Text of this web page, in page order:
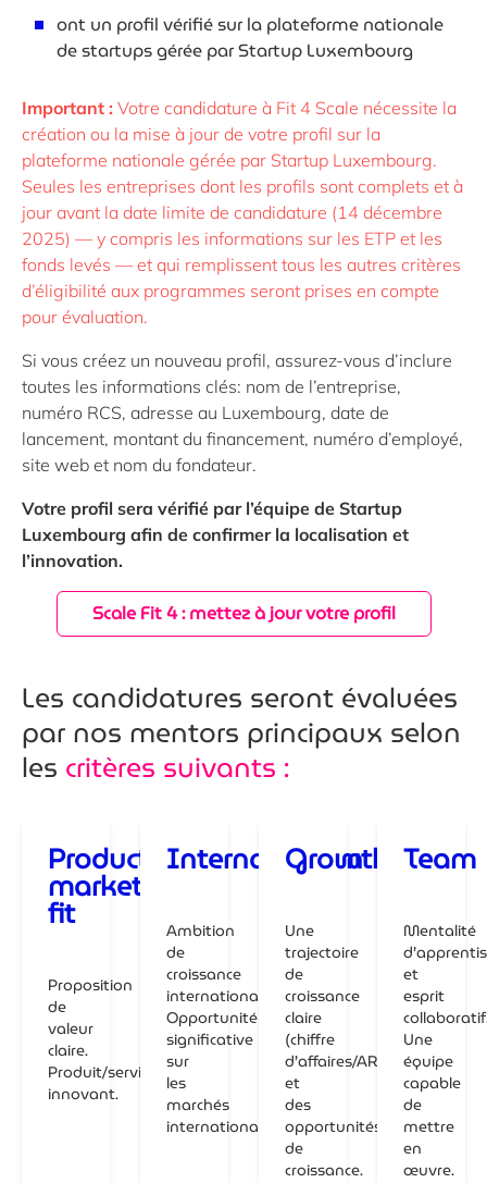
ont un profil vérifié surla plateforme nationale
de startups gérée par Startup Luxembourg
Important : Votre candidature à Fit 4 Scale nécessite la
création ou la mise à jour de votre profil sur la
plateforme nationale gérée par Startup Luxembourg.
Seules les entreprises dont les profils sont complets et à
jour avant la date limite de candidature (14 décembre
2025) — y compris les informations sur les ETP et les
fonds levés — et qui remplissent tous les autres critères
d’éligibilité aux programmes seront prises en compte
pour évaluation.
Si vous créez un nouveau profil, assurez-vous d’inclure
toutes les informations clés: nom de l’entreprise,
numéro RCS, adresse au Luxembourg, date de
lancement, montant du financement, numéro d’employé,
site web et nom du fondateur.
Votre profil sera vérifié par l’équipe de Startup
Luxembourg afin de confirmer la localisation et
l’innovation.
Scale Fit 4 : mettez à jour votre profil
Les candidatures seront évaluées
par nos mentors principaux selon
les critères suivants :
Product
market
fit
Proposition
de
valeur
claire.
Produit/service
innovant.
Internalisation
Ambition
de
croissance
internationale.
Opportunité
significative
sur
les
marchés
internationaux.
Growth
Une
trajectoire
de
croissance
claire
(chiffre
d’affaires/ARR)
et
des
opportunités
de
croissance.
Team
Mentalité
et
esprit
Une
équipe
capable
de
mettre
en
œuvre.